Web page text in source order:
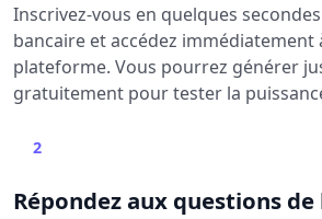
Inscrivez-vous en quelques
bancaire et accédez immédiatement
plateforme. Vous pourrez générer
gratuitement pour tester la
2
Répondez aux questions